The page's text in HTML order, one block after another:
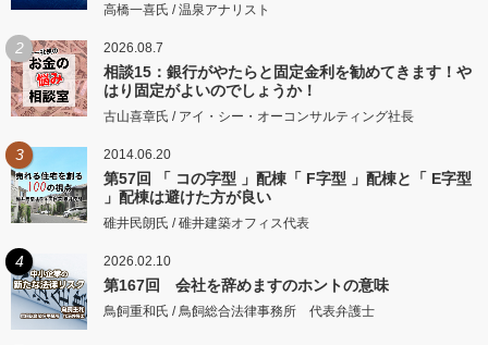
高橋一喜氏 / 温泉アナリスト
2 2026.08.7
相談15：銀行がやたらと固定金利を勧めてきます！や
はり固定がよいのでしょうか！
古山喜章氏 / アイ・シー・オーコンサルティング社長
3 2014.06.20
第57回 「 コの字型 」配棟「 F字型 」配棟と「 E字型
」配棟は避けた方が良い
碓井民朗氏 / 碓井建築オフィス代表
4 2026.02.10
第167回 会社を辞めますのホントの意味
鳥飼重和氏 / 鳥飼総合法律事務所 代表弁護士